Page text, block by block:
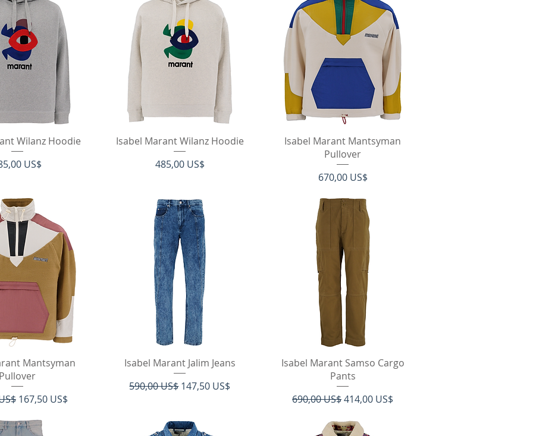
Wilanz Hoodie
US$
Hurtigvisning
Isabel Marant Wilanz Hoodie
Pris
485,00 US$
Hurtigvisning
Isabel Marant Mantsyman
Pullover
Pris
670,00 US$
Mantsyman
Pullover
prisSalgspris
167,50 US$
Hurtigvisning
Isabel Marant Jalim Jeans
Regulær pris
590,00 US$ Salgspris
147,50 US$
Hurtigvisning
Isabel Marant Samso Cargo
Pants
Regulær pris
690,00 US$Salgspris
414,00 US$